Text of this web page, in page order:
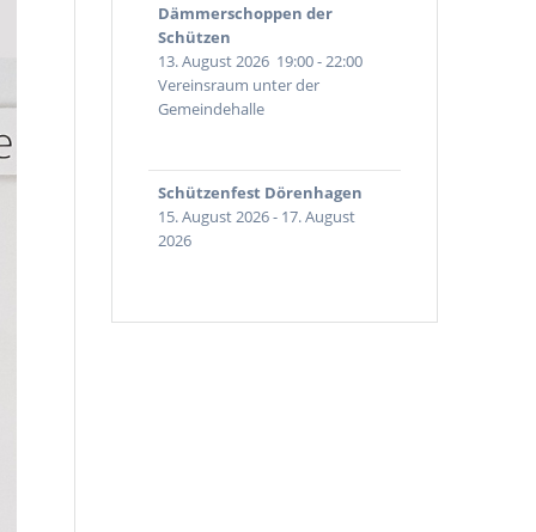
Dämmerschoppen der
Schützen
13. August 2026 19:00-22:00
Vereinsraum unter der
Gemeindehalle
Schützenfest Dörenhagen
15. August 2026- 17. August
2026